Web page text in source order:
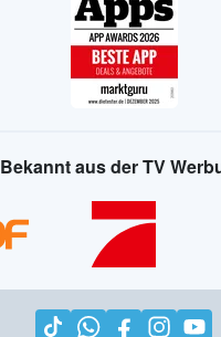
Bekannt aus der TV